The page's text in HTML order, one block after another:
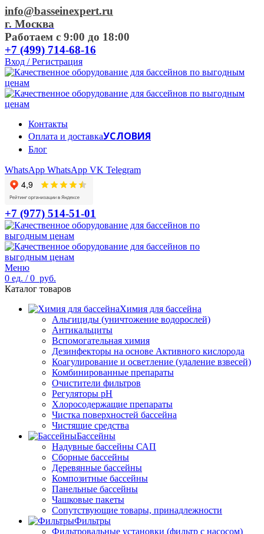
info@basseinexpert.ru
г. Москва
Работаем с 9:00 до 18:00
+7 (499) 714-68-16
Вход / Регистрация
Контакты
Оплата и доставкаУСЛОВИЯ
Блог
WhatsApp WhatsApp VK Telegram
+7 (977) 514-51-01
Меню
0 ед. / 0 руб.
Каталог товаров
Химия для бассейна
Альгициды (уничтожение водорослей)
Антикальциты
Вспомогательная химия
Дезинфекторы на основе Активного кислорода
Коагулирование и осветление (удаление взвесей)
Комбинированные препараты
Очистители фильтров
Регуляторы pH
Хлоросодержащие препараты
Чистка поверхностей бассейна
Чистящие средства
Бассейны
Надувные бассейны САП
Сборные бассейны
Деревянные бассейны
Композитные бассейны
Панельные бассейны
Чашковые пакеты
Сопутствующие товары, принадлежности
Фильтры
Фильтровальные установки (фильтр с насосом)